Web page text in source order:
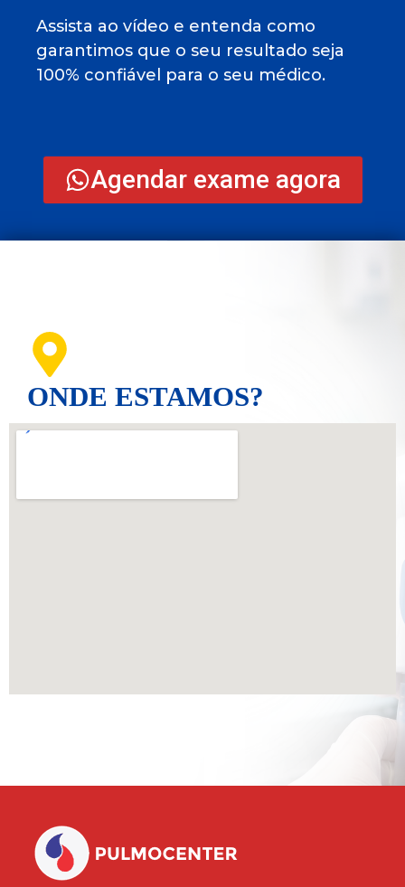
Assista ao vídeo e entenda como
garantimos que o seu resultado seja
100% confiável para o seu médico.
Agendar exame agora
ONDE ESTAMOS?